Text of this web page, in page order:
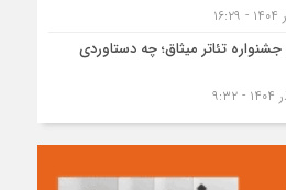
جشنواره تئاتر میثاق؛ چه دستاوردی